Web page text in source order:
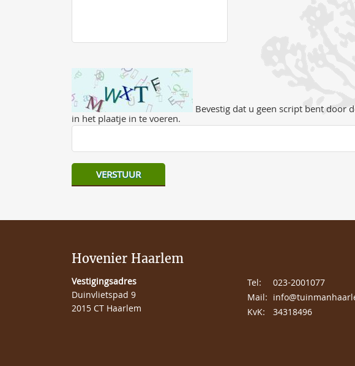
Bevestig dat u geen script bent door
in het plaatje in te voeren.
Hovenier Haarlem
Vestigingsadres
Duinvlietspad 9
2015 CT Haarlem
Tel:
023-2001077
Mail:
KvK: 34318496